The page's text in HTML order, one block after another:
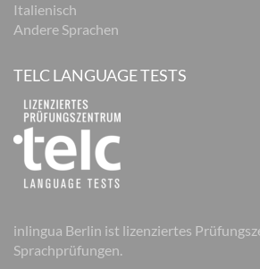
Italienisch
Andere Sprachen
TELC LANGUAGE TESTS
inlingua Berlin ist lizenziertes
Sprachprüfungen.